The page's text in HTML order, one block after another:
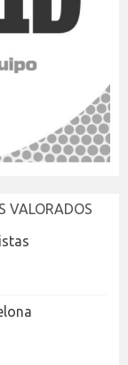
VALORADOS